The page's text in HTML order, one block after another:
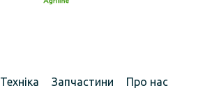
Техніка Запчастини
Про нас